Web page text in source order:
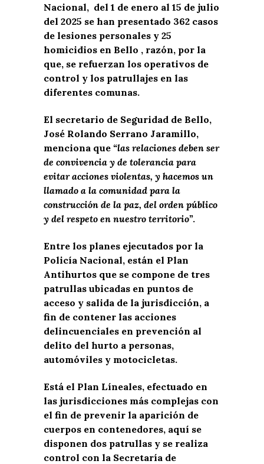
Nacional, del 1 de enero al 15 de julio
del 2025 se han presentado 362 casos
de lesiones personales y 25
homicidios en Bello , razón, por la
que, se refuerzan los operativos de
control y los patrullajes en las
diferentes comunas.
El secretario de Seguridad de Bello,
José Rolando Serrano Jaramillo,
menciona que “las relaciones deben ser
de convivencia y de tolerancia para
evitar acciones violentas, y hacemos un
llamado a la comunidad para la
construcción de la paz, del orden público
y del respeto en nuestro territorio”.
Entre los planes ejecutados por la
Policía Nacional, están el Plan
Antihurtos que se compone de tres
patrullas ubicadas en puntos de
acceso y salida de la jurisdicción, a
fin de contener las acciones
delincuenciales en prevención al
delito del hurto a personas,
automóviles y motocicletas.
Está el Plan Líneales, efectuado en
las jurisdicciones más complejas con
el fin de prevenir la aparición de
cuerpos en contenedores, aquí se
disponen dos patrullas y se realiza
control con la Secretaría de